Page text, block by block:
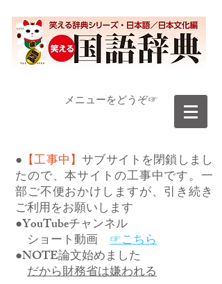
​メニューをどうぞ☞
● 【工事中】サブサイトを閉鎖しまし
たので、本サイトの工事中です。一
部ご不便おかけしますが、引き続き
ご利用をお願いします
●YouTubeチャンネル
ショート動画 ☞こちら
●NOTE論文始めました
だから財務省は嫌われる